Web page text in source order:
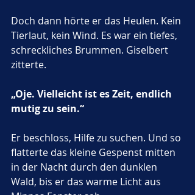
Doch dann hörte er das Heulen. Kein
Tierlaut, kein Wind. Es war ein tiefes,
schreckliches Brummen. Giselbert
zitterte.
„Oje. Vielleicht ist es Zeit, endlich
mutig zu sein.“
Er beschloss, Hilfe zu suchen. Und so
flatterte das kleine Gespenst mitten
in der Nacht durch den dunklen
Wald, bis er das warme Licht aus